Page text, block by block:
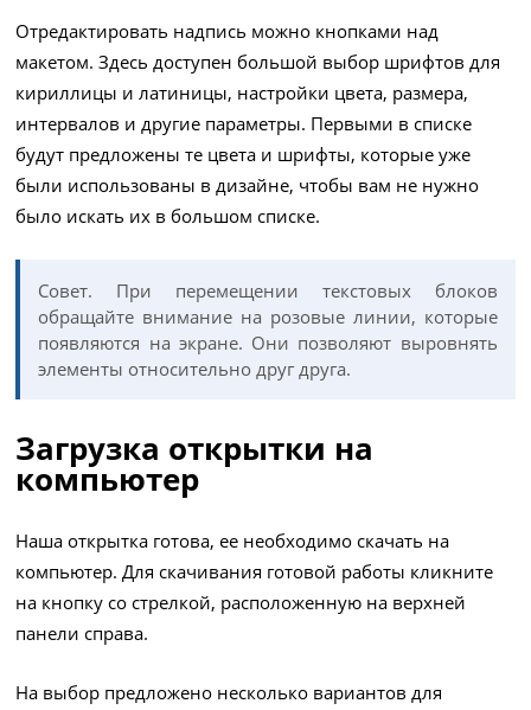
Отредактировать надпись можно кнопками над
макетом. Здесь доступен большой выбор шрифтов для
кириллицы и латиницы, настройки цвета, размера,
интервалов и другие параметры. Первыми в списке
будут предложены те цвета и шрифты, которые уже
были использованы в дизайне, чтобы вам не нужно
было искать их в большом списке.
Совет. При перемещении текстовых блоков
обращайте внимание на розовые линии, которые
появляются на экране. Они позволяют выровнять
элементы относительно друг друга.
Загрузка открытки на
компьютер
Наша открытка готова, ее необходимо скачать на
компьютер. Для скачивания готовой работы кликните
на кнопку со стрелкой, расположенную на верхней
панели справа.
На выбор предложено несколько вариантов для